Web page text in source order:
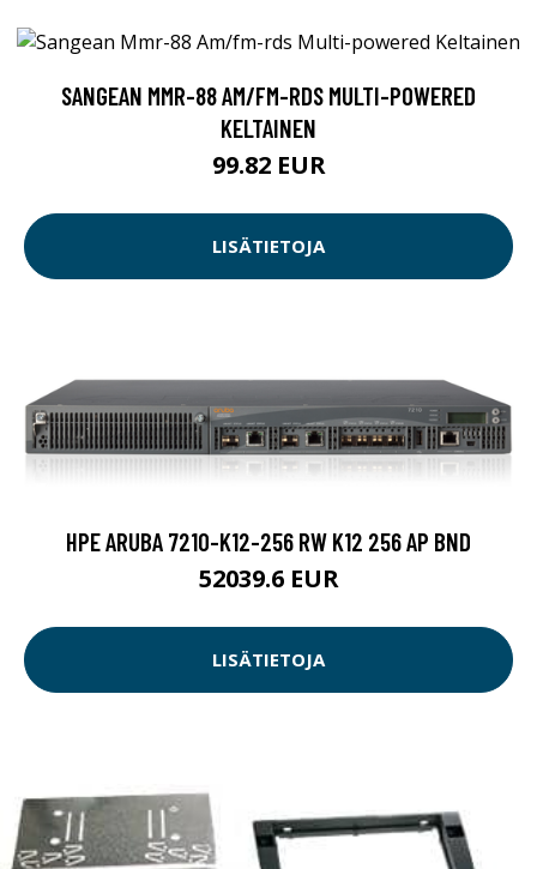
SANGEAN MMR-88 AM/FM-RDS MULTI-POWERED
KELTAINEN
99.82 EUR
LISÄTIETOJA
HPE ARUBA 7210-K12-256 RW K12 256 AP BND
52039.6 EUR
LISÄTIETOJA